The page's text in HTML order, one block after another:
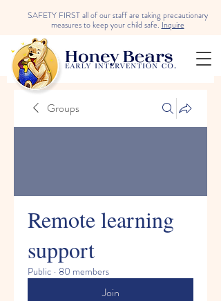
SAFETY FIRST all of our staff are taking precautionary
measures to keep your child safe.Inquire
Groups
Remote learning
support
Public · 80 members
Join